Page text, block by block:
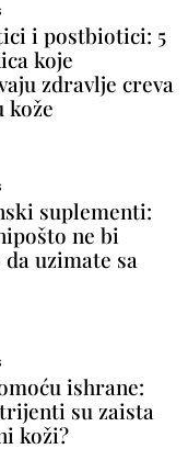
i postbiotici: 5
koje
zdravlje creva
kože
suplementi:
ne bi
uzimate sa
ishrane:
su zaista
koži?